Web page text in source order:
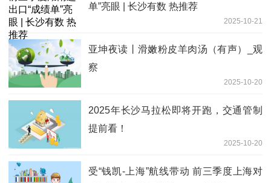
单”亮眼 | 长沙有数 热推荐
2025-10-21
亚坤夜读丨滑嫩粉皮羊肉汤（有声）_观
察
2025-10-20
2025年长沙马拉松即将开跑，交通管制
提前看！
2025-10-20
受“钱凯-上海”航线带动 前三季度上海对